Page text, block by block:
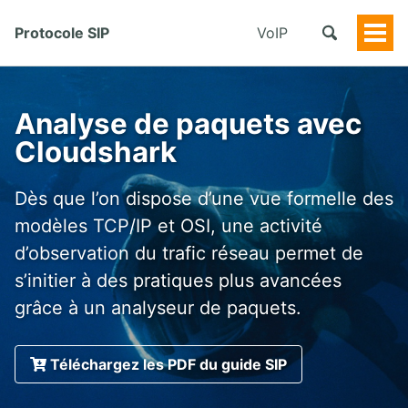
Protocole SIP VoIP
Analyse de paquets avec
Cloudshark
Dès que l’on dispose d’une vue formelle des
modèles TCP/IP et OSI, une activité
d’observation du trafic réseau permet de
s’initier à des pratiques plus avancées
grâce à un analyseur de paquets.
Téléchargez les PDF du guide SIP